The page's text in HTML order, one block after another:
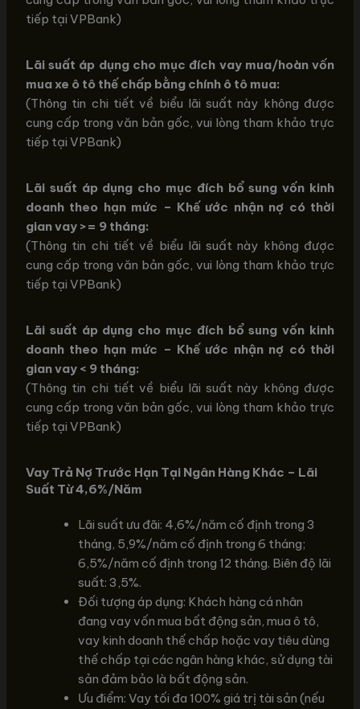
tiếp tại VPBank)
Lãi suất áp dụng cho mục đích vay mua/hoàn vốn
mua xe ô tô thế chấp bằng chính ô tô mua:
(Thông tin chi tiết về biểu lãi suất này không được
cung cấp trong văn bản gốc, vui lòng tham khảo trực
tiếp tại VPBank)
Lãi suất áp dụng cho mục đích bổ sung vốn kinh
doanh theo hạn mức – Khế ước nhận nợ có thời
gian vay >= 9 tháng:
(Thông tin chi tiết về biểu lãi suất này không được
cung cấp trong văn bản gốc, vui lòng tham khảo trực
tiếp tại VPBank)
Lãi suất áp dụng cho mục đích bổ sung vốn kinh
doanh theo hạn mức – Khế ước nhận nợ có thời
gian vay < 9 tháng:
(Thông tin chi tiết về biểu lãi suất này không được
cung cấp trong văn bản gốc, vui lòng tham khảo trực
tiếp tại VPBank)
Vay Trả Nợ Trước Hạn Tại Ngân Hàng Khác – Lãi
Suất Từ 4,6%/Năm
Lãi suất ưu đãi: 4,6%/năm cố định trong 3
tháng, 5,9%/năm cố định trong 6 tháng;
6,5%/năm cố định trong 12 tháng. Biên độ lãi
suất: 3,5%.
Đối tượng áp dụng: Khách hàng cá nhân
đang vay vốn mua bất động sản, mua ô tô,
vay kinh doanh thế chấp hoặc vay tiêu dùng
thế chấp tại các ngân hàng khác, sử dụng tài
sản đảm bảo là bất động sản.
Ưu điểm: Vay tối đa 100% giá trị tài sản (nếu